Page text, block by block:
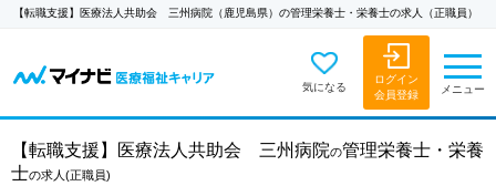
【転職支援】医療法人共助会 三州病院（鹿児島県）の管理栄養士・栄養士の求人（正職員）
気になる
ログイン
会員登録
メニュー
【転職支援】 医療法人共助会 三州病院の管理栄養士・栄養
士の求人 (正職員)